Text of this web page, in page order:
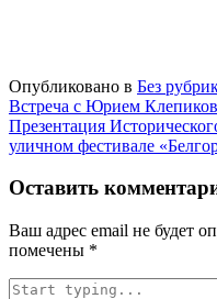
Опубликовано в Без
Навигация
по
Встреча с Юрием
Презентация
уличном фестивале
Оставить
Ваш адрес email не будет
помечены *